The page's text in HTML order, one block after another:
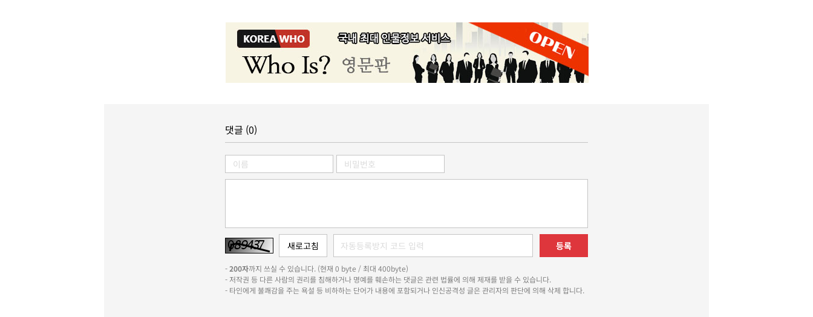
댓글 (0)
등록
-200자까지 쓰실 수 있습니다. (현재 0 byte / 최대 400byte)
- 저작권 등 다른 사람의 권리를 침해하거나 명예를 훼손하는 댓글은 관련 법률에 의해 제재를 받을 수 있습니다.
- 타인에게 불쾌감을 주는 욕설 등 비하하는 단어가 내용에 포함되거나 인신공격성 글은 관리자의 판단에 의해 삭제 합니다.